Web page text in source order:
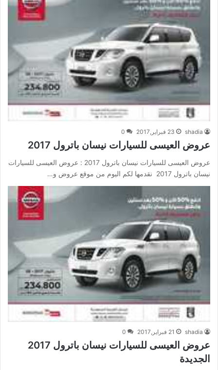
shadia 23 فبراير,2017 0
عروض العيسى للسيارات نيسان باترول 2017
عروض العيسى للسيارات نيسان باترول 2017 : عروض العيسى للسيارات
نيسان باترول 2017 نقدمها لكم اليوم من موقع عروض و…
shadia 21 فبراير,2017 0
عروض العيسى للسيارات نيسان باترول 2017
الجديدة